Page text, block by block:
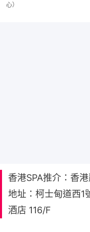
心）
香港SPA推介：香
地址：柯士甸道西1
酒店 116/F